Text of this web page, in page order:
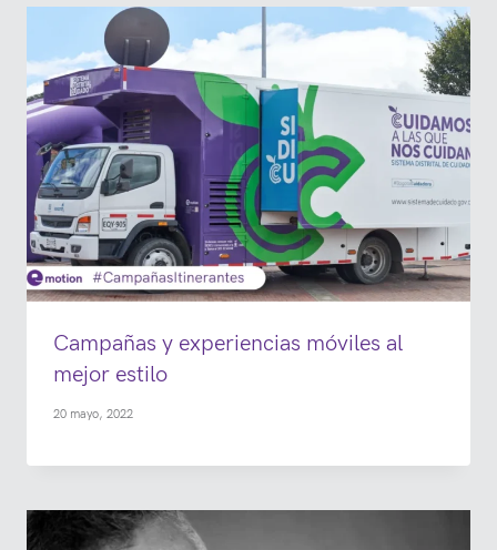
Campañas y experiencias móviles al
mejor estilo
20 mayo, 2022